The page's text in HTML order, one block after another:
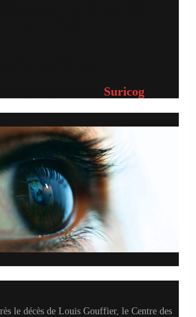
Suricog
le décès de Louis Gouffier, le Centre des